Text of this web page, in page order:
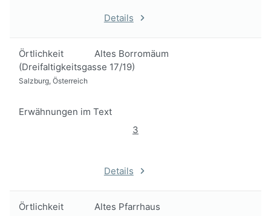
Details
Örtlichkeit
Altes Borromäum
(Dreifaltigkeitsgasse 17/19)
Salzburg, Österreich
Erwähnungen im Text
3
Details
Örtlichkeit Altes Pfarrhaus